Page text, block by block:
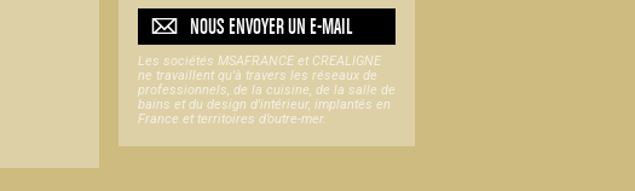
NOUS ENVOYER UNE-MAIL
Les sociétés MSAFRANCE et CREALIGNE
ne travaillent qu'à travers les réseaux de
professionnels, de la cuisine, de la salle de
bains et du design d'intérieur, implantés en
France et territoires d’outre-mer.